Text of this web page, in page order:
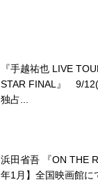
『手越祐也 LIVE
STAR FINAL』 9/
独占...
浜田省吾 『ON THE
年1月】全国映画館